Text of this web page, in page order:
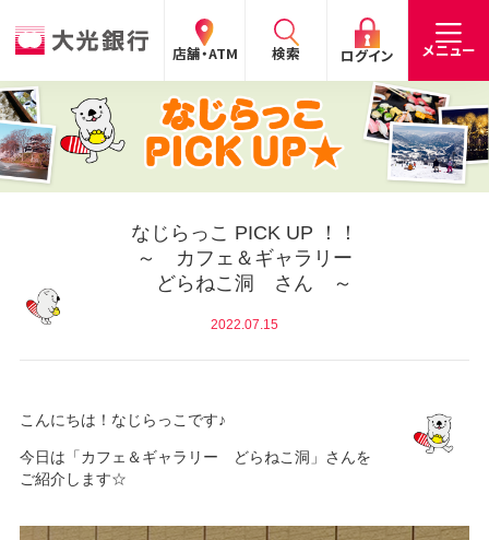
店舗・ATM 検索 ログイン メニュー
閉じる
手数料 預金金利 お問合わせ
お客さま
法人の
お客さま
企業・
IR情報
閉じる
個人のお客さま
たいこうパーソナルe-バンキング
サービスのご案内 ログイン
デビット会員用 Web
（デビットカードをご利用のお客さま向け）
サービスのご案内
たいこうインターネット投信
閉じる
なじらっこ PICK UP ！！
～ カフェ＆ギャラリー
どらねこ洞 さん ～
2022.07.15
こんにちは！なじらっこです♪
今日は「カフェ＆ギャラリー どらねこ洞」さんを
ご紹介します☆